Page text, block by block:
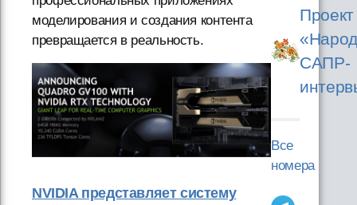
моделирования и создания контента
превращается в реальность.
NVIDIA представляет систему
Проект
САПР-
Все
номера